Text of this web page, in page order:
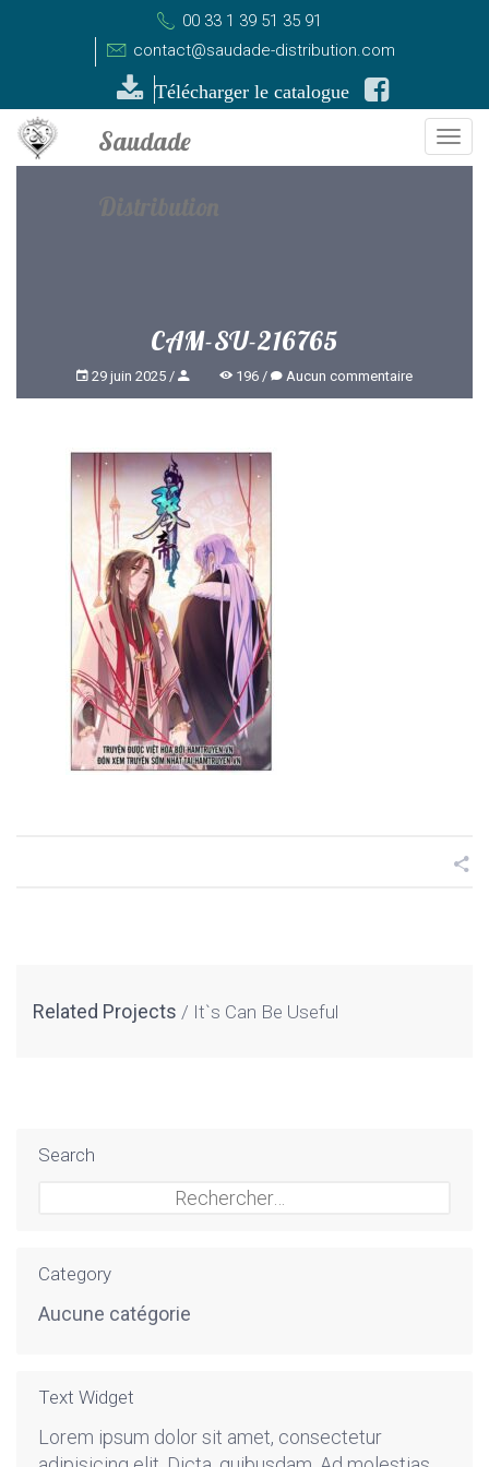
00 33 1 39 51 35 91
contact@saudade-distribution.com
Télécharger le catalogue
CAM-SU-216765
29 juin 2025 196 Aucun commentaire
Related Projects It`s Can Be Useful
Search
Category
Aucune catégorie
Text Widget
Lorem ipsum dolor sit amet, consectetur